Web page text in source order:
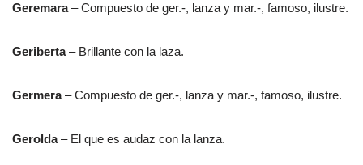
Geremara– Compuesto de ger.-, lanza y mar.-, famoso, ilustre.
Geriberta– Brillante con la laza.
Germera– Compuesto de ger.-, lanza y mar.-, famoso, ilustre.
Gerolda– El que es audaz con la lanza.